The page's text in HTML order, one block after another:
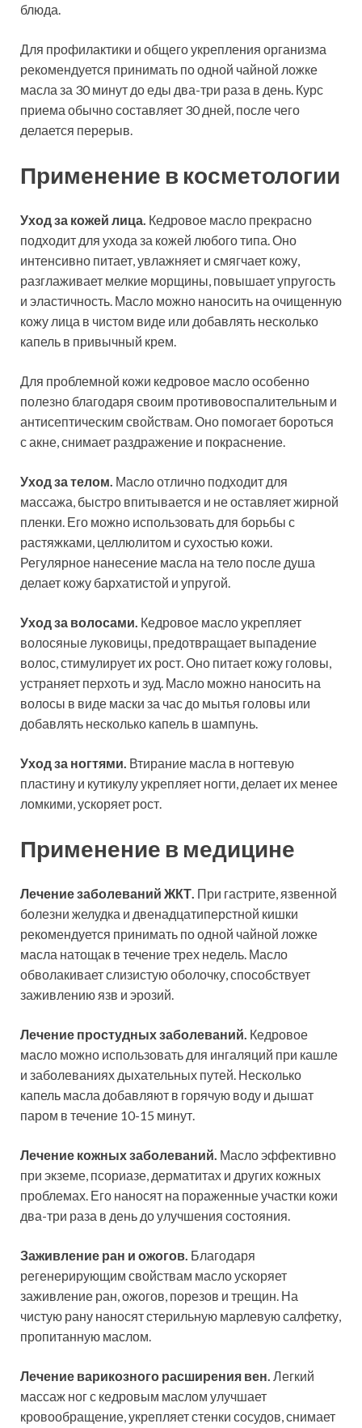
блюда.
Для профилактики и общего укрепления организма
рекомендуется принимать по одной чайной ложке
масла за 30 минут до еды два-три раза в день. Курс
приема обычно составляет 30 дней, после чего
делается перерыв.
Применение в косметологии
Уход за кожей лица. Кедровое масло прекрасно
подходит для ухода за кожей любого типа. Оно
интенсивно питает, увлажняет и смягчает кожу,
разглаживает мелкие морщины, повышает упругость
и эластичность. Масло можно наносить на очищенную
кожу лица в чистом виде или добавлять несколько
капель в привычный крем.
Для проблемной кожи кедровое масло особенно
полезно благодаря своим противовоспалительным и
антисептическим свойствам. Оно помогает бороться
с акне, снимает раздражение и покраснение.
Уход за телом. Масло отлично подходит для
массажа, быстро впитывается и не оставляет жирной
пленки. Его можно использовать для борьбы с
растяжками, целлюлитом и сухостью кожи.
Регулярное нанесение масла на тело после душа
делает кожу бархатистой и упругой.
Уход за волосами. Кедровое масло укрепляет
волосяные луковицы, предотвращает выпадение
волос, стимулирует их рост. Оно питает кожу головы,
устраняет перхоть и зуд. Масло можно наносить на
волосы в виде маски за час до мытья головы или
добавлять несколько капель в шампунь.
Уход за ногтями. Втирание масла в ногтевую
пластину и кутикулу укрепляет ногти, делает их менее
ломкими, ускоряет рост.
Применение в медицине
Лечение заболеваний ЖКТ. При гастрите, язвенной
болезни желудка и двенадцатиперстной кишки
рекомендуется принимать по одной чайной ложке
масла натощак в течение трех недель. Масло
обволакивает слизистую оболочку, способствует
заживлению язв и эрозий.
Лечение простудных заболеваний. Кедровое
масло можно использовать для ингаляций при кашле
и заболеваниях дыхательных путей. Несколько
капель масла добавляют в горячую воду и дышат
паром в течение 10-15 минут.
Лечение кожных заболеваний. Масло эффективно
при экземе, псориазе, дерматитах и других кожных
проблемах. Его наносят на пораженные участки кожи
два-три раза в день до улучшения состояния.
Заживление ран и ожогов. Благодаря
регенерирующим свойствам масло ускоряет
заживление ран, ожогов, порезов и трещин. На
чистую рану наносят стерильную марлевую салфетку,
пропитанную маслом.
Лечение варикозного расширения вен. Легкий
массаж ног с кедровым маслом улучшает
кровообращение, укрепляет стенки сосудов, снимает